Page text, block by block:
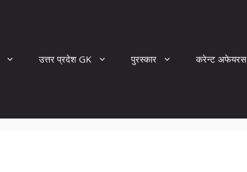
उत्तर प्रदेश GK पुरस्कार करेन्ट अफेयरस